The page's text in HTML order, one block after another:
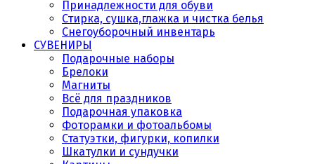
Принадлежности для обуви
Стирка, сушка,глажка и чистка белья
Снегоуборочный инвентарь
СУВЕНИРЫ
Подарочные наборы
Брелоки
Магниты
Всё для праздников
Подарочная упаковка
Фоторамки и фотоальбомы
Статуэтки, фигурки, копилки
Шкатулки и сундучки